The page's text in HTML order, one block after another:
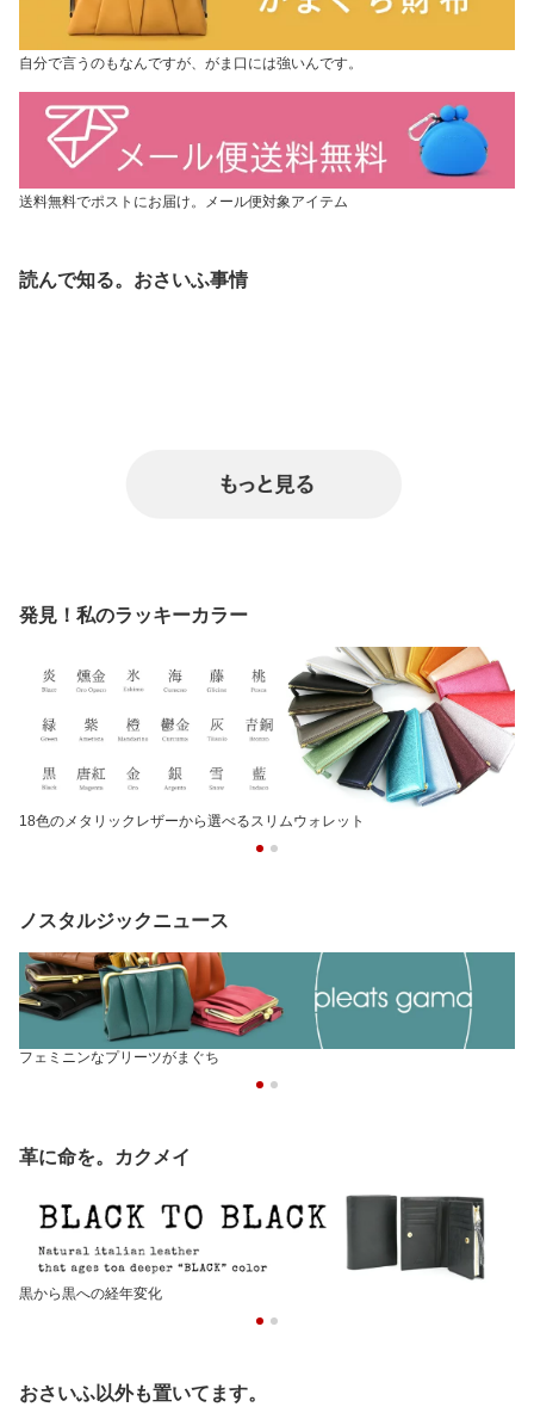
自分で言うのもなんですが、がま口には強いんです。
送料無料でポストにお届け。メール便対象アイテム
読んで知る。おさいふ事情
発見！私のラッキーカラー
18色のメタリックレザーから選べるスリムウォレット
ノスタルジックニュース
フェミニンなプリーツがまぐち
革に命を。カクメイ
黒から黒への経年変化
おさいふ以外も置いてます。